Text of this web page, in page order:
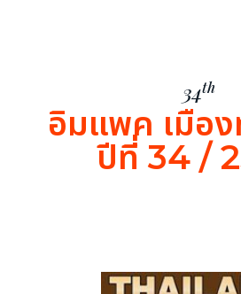
34th
อิมแพค เมือ
ปีที่ 34 /